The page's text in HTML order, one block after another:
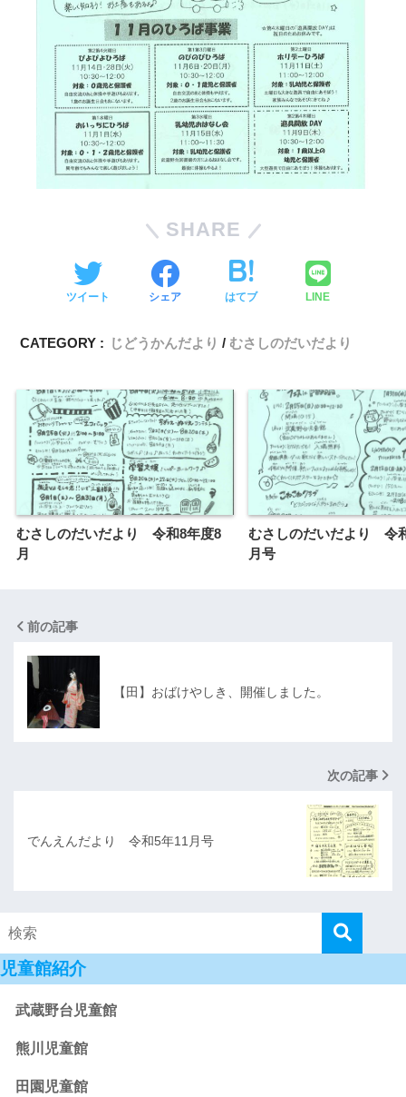
SHARE
ツイート シェア はてブ LINE
CATEGORY : じどうかんだより むさしのだいだより
むさしのだいだより 令和8年度8
月
むさしのだいだより 令
月号
前の記事
【田】おばけやしき、開催しました。
次の記事
でんえんだより 令和5年11月号
児童館紹介
武蔵野台児童館
熊川児童館
田園児童館